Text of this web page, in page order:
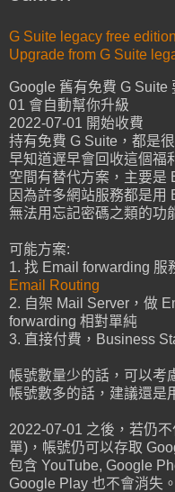
G Suite legacy free edition
Upgrade from G Suite
Google 舊有免費 G Suite
01 會自動幫你升級
2022-07-01 開始收費
持有免費 G Suite，都是
早知道遅早會回收這個福
空間有替代方案，主要是
因為許多網站服務都是用
無法用忘記密碼之類的功
可能方案:
1. 找 Email forwarding 服
Email Routing
2. 自架 Mail Server，做
forwarding 相對單純
3. 直接付費，Business
帳號數量少的話，可以考
帳號數多的話，建議還是
2022-07-01 之後，若仍
單)，帳號仍可以存取
包含 YouTube, Google
Google Play 也不會消失。